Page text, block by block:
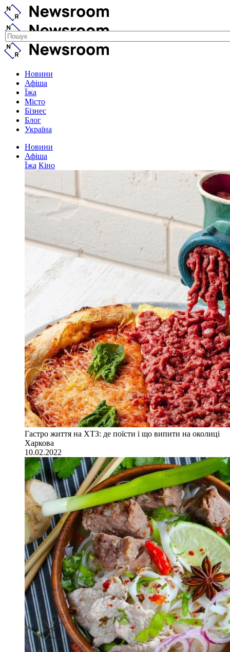
Новини
Афіша
Їжа
Місто
Бізнес
Блог
Україна
Новини
Афіша
Їжа Кіно
Гастро життя на ХТЗ: де поїсти і що випити на околиці
Харкова
10.02.2022